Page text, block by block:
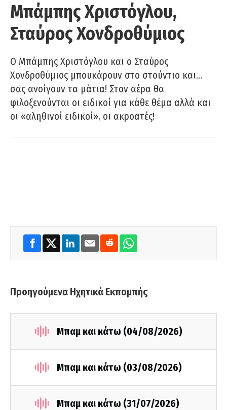
Μπάμπης Χριστόγλου,
Σταύρος Χονδροθύμιος
O Μπάμπης Χριστόγλου και ο Σταύρος
Χονδροθύμιος μπουκάρουν στο στούντιο και…
σας ανοίγουν τα μάτια! Στον αέρα θα
φιλοξενούνται οι ειδικοί για κάθε θέμα αλλά και
οι «αληθινοί ειδικοί», οι ακροατές!
Προηγούμενα Ηχητικά Εκπομπής
Μπαμ και κάτω (04/08/2026)
Μπαμ και κάτω (03/08/2026)
Μπαμ και κάτω (31/07/2026)